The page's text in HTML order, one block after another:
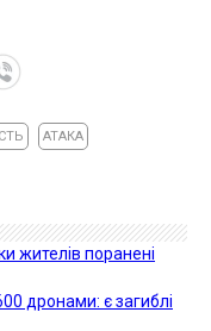
АТАКА
жителів поранені
дронами: є загиблі